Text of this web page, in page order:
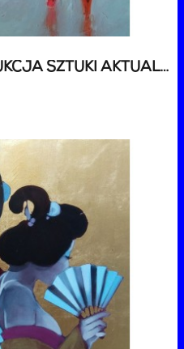
68 AUKCJA SZTUKI - AUKCJA SZTUKI AKTUALNEJ